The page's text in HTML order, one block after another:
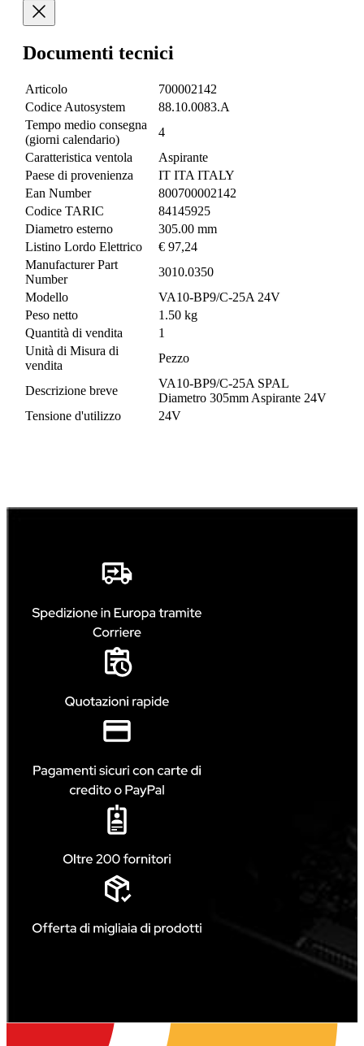
Documenti tecnici
Articolo
700002142
Codice Autosystem
88.10.0083.A
Tempo medio consegna
(giorni calendario)
4
Caratteristica ventola
Aspirante
Paese di provenienza
IT ITA ITALY
Ean Number
800700002142
Codice TARIC
84145925
Diametro esterno
305.00 mm
Listino Lordo Elettrico
€ 97,24
Manufacturer Part
Number
3010.0350
Modello
VA10-BP9/C-25A 24V
Peso netto
1.50 kg
Quantità di vendita
1
Unità di Misura di
vendita
Pezzo
Descrizione breve
VA10-BP9/C-25A SPAL
Diametro 305mm Aspirante 24V
Tensione d'utilizzo
24V